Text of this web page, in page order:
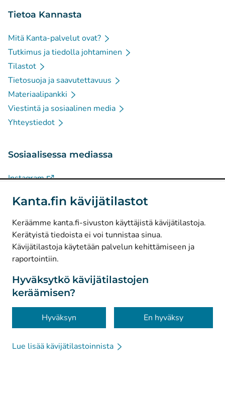
Kanta.fin kävijätilastot
Keräämme kanta.fi-sivuston käyttäjistä kävijätilastoja.
Kerätyistä tiedoista ei voi tunnistaa sinua.
Kävijätilastoja käytetään palvelun kehittämiseen ja
raportointiin.
Hyväksytkö kävijätilastojen
keräämisen?
Hyväksyn En hyväksy
Lue lisää kävijätilastoinnista
Tietoa Kannasta
Mitä Kanta-palvelut ovat?
Tutkimus ja tiedolla johtaminen
Tilastot
Tietosuoja ja saavutettavuus
Materiaalipankki
Viestintä ja sosiaalinen media
Yhteystiedot
Sosiaalisessa mediassa
Instagram(Avautuu uuteen välilehteen)
Facebook(Avautuu uuteen välilehteen)
© Kanta-Palvelut, Kansaneläkelaitos
Tietosuoja
Tietoa sivustosta
Saavutettavuus
Evästeet